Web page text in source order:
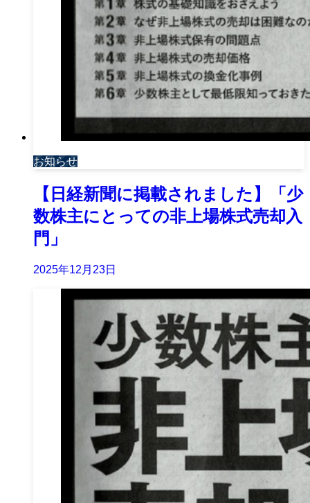
お知らせ
【日経新聞に掲載されました】「少
数株主にとっての非上場株式売却入
門」
2025年12月23日